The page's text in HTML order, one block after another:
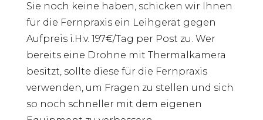
Sie noch keine haben, schicken wir Ihnen
für die Fernpraxis ein Leihgerät gegen
Aufpreis i.H.v. 197€/Tag per Post zu. Wer
bereits eine Drohne mit Thermalkamera
besitzt, sollte diese für die Fernpraxis
verwenden, um Fragen zu stellen und sich
so noch schneller mit dem eigenen